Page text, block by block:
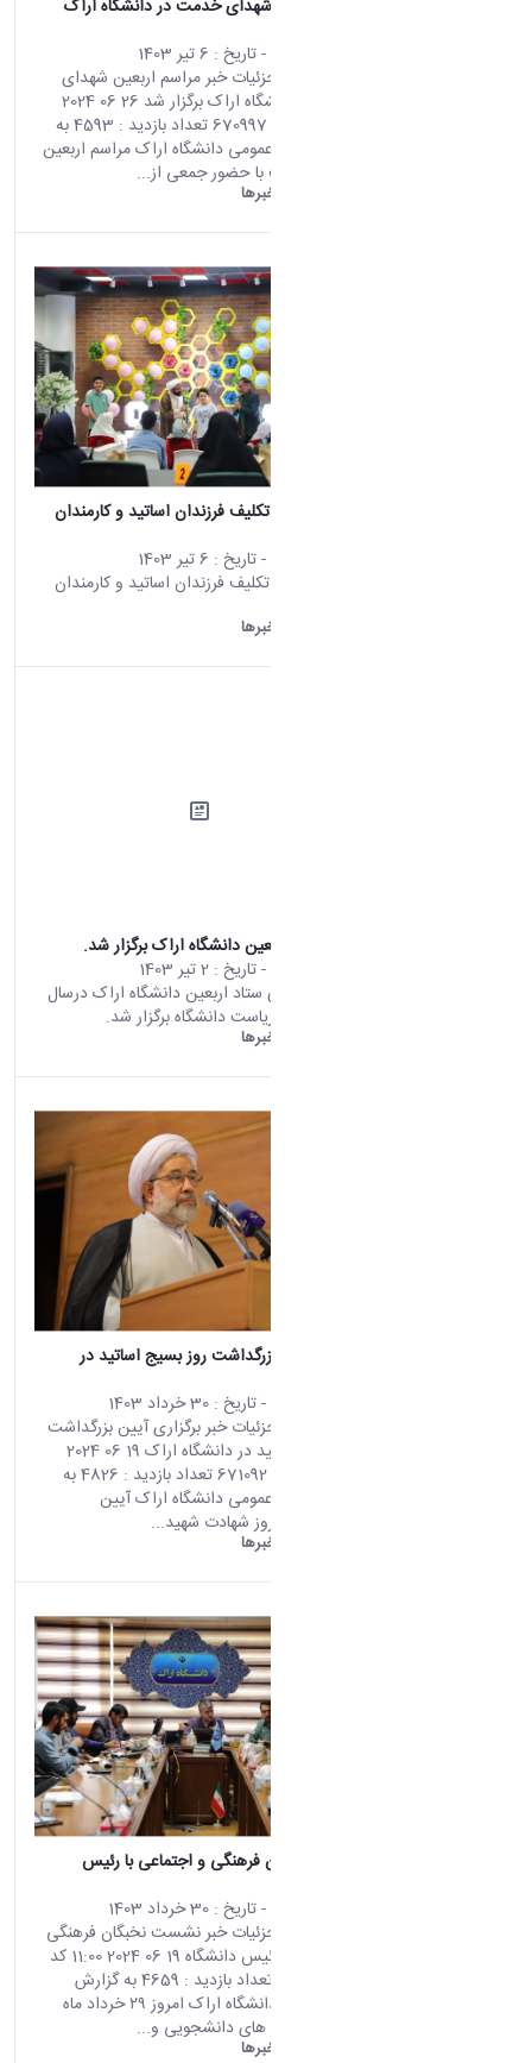
مراسم اربعین شهدای خدمت در دانشگاه اراک
- تاریخ : 6 تیر 1403
صفحه اصلی جزئیات خبر مراسم اربعین شهدای
خدمت در دانشگاه اراک برگزار شد 26 06 2024
00:15 کد خبر : 670997 تعداد بازدید : 4593 به
گزارش روابط عمومی دانشگاه اراک مراسم اربعین
شهدای خدمت با حضور جمعی از...
خبرها
برگزاری جشن تکلیف فرزندان اساتید و کارمندان
- تاریخ : 6 تیر 1403
برگزاری جشن تکلیف فرزندان اساتید و کارمندان
خبرها
جلسه ستاد اربعین دانشگاه اراک برگزار شد.
- تاریخ : 2 تیر 1403
اولین جلسه ی ستاد اربعین دانشگاه اراک درسال
خبرها
برگزاری آیین بزرگداشت روز بسیج اساتید در
- تاریخ : 30 خرداد 1403
صفحه اصلی جزئیات خبر برگزاری آیین بزرگداشت
روز بسیج اساتید در دانشگاه اراک 19 06 2024
02:09 کد خبر : 671092 تعداد بازدید : 4826 به
گزارش روابط عمومی دانشگاه اراک آیین
بزرگداشت سالروز شهادت شهید...
خبرها
نشست نخبگان فرهنگی و اجتماعی با رئیس
- تاریخ : 30 خرداد 1403
صفحه اصلی جزئیات خبر نشست نخبگان فرهنگی
و اجتماعی با رئیس دانشگاه 19 06 2024 11:00 کد
خبر : 671130 تعداد بازدید : 4659 به گزارش
روابط‌عمومی دانشگاه اراک امروز ۲۹ خرداد ماه
نشست تشکل های دانشجویی و...
خبرها